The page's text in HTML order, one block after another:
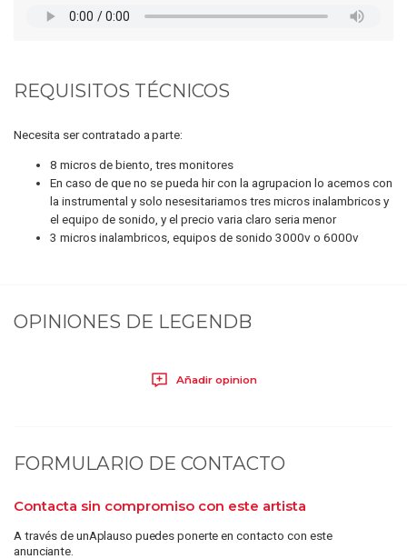
REQUISITOS TÉCNICOS
Necesita ser contratado a parte:
8 micros de biento, tres monitores
En caso de que no se pueda hir con la agrupacion lo acemos con
la instrumental y solo nesesitariamos tres micros inalambricos y
el equipo de sonido, y el precio varia claro seria menor
3 micros inalambricos, equipos de sonido 3000v o 6000v
OPINIONES DE LEGENDB
Añadir opinion
FORMULARIO DE CONTACTO
Contacta sin compromiso con este artista
A través de unAplauso puedes ponerte en contacto con este
anunciante.